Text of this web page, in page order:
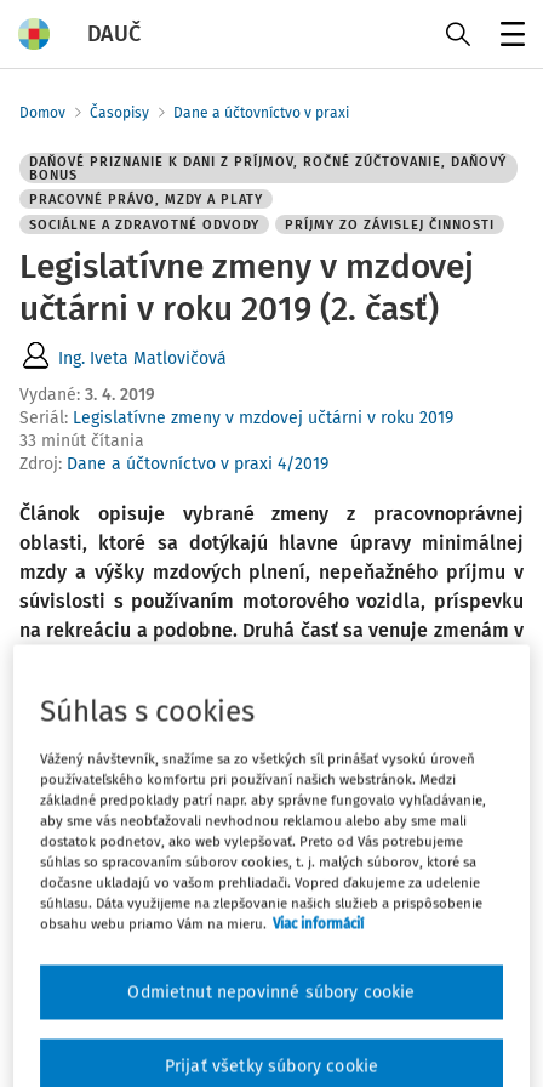
DAUČ
Domov Časopisy Dane a účtovníctvo v praxi
DAŇOVÉ PRIZNANIE K DANI Z PRÍJMOV, ROČNÉ ZÚČTOVANIE, DAŇOVÝ
BONUS
PRACOVNÉ PRÁVO, MZDY A PLATY
SOCIÁLNE A ZDRAVOTNÉ ODVODY
PRÍJMY ZO ZÁVISLEJ ČINNOSTI
Legislatívne zmeny v mzdovej
učtárni v roku 2019 (2. časť)
Ing. Iveta Matlovičová
Vydané: 3. 4. 2019
Seriál: Legislatívne zmeny v mzdovej učtárni v roku 2019
33 minút čítania
Zdroj: Dane a účtovníctvo v praxi 4/2019
Článok opisuje vybrané zmeny z pracovnoprávnej
oblasti, ktoré sa dotýkajú hlavne úpravy minimálnej
mzdy a výšky mzdových plnení, nepeňažného príjmu v
súvislosti s používaním motorového vozidla, príspevku
na rekreáciu a podobne. Druhá časť sa venuje zmenám v
Zmeny pri zdaňovaní príjmov zo
závislej činnosti
Daňové parametre od 1. januára 2019
Sumy potrebné na výpočet daňovej povinnosti fyzickej
mzdy. Sumy životného minima a minimálnej mzdy na rok
2018, boli ustanovené nasledovne:
Súhlas s cookies
Vážený návštevník, snažíme sa zo všetkých síl prinášať vysokú úroveň
používateľského komfortu pri používaní našich webstránok. Medzi
základné predpoklady patrí napr. aby správne fungovalo vyhľadávanie,
aby sme vás neobťažovali nevhodnou reklamou alebo aby sme mali
dostatok podnetov, ako web vylepšovať. Preto od Vás potrebujeme
súhlas so spracovaním súborov cookies, t. j. malých súborov, ktoré sa
dočasne ukladajú vo vašom prehliadači. Vopred ďakujeme za udelenie
súhlasu. Dáta využijeme na zlepšovanie našich služieb a prispôsobenie
obsahu webu priamo Vám na mieru. Viac informácií
Odmietnut nepovinné súbory cookie
Prijať všetky súbory cookie